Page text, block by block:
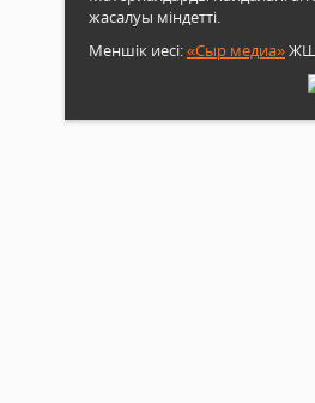
жасалуы міндетті.
Меншік иесі:«Сыр медиа»